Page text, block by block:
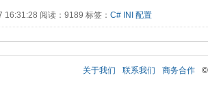
阅读：9189 标签： C# INI 配置
关于我们 联系我们 商务合作